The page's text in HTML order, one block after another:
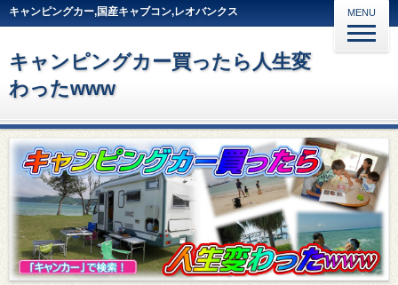
キャンピングカー,国産キャブコン,レオバンクス
キャンピングカー買ったら人生変
わったwww
MENU